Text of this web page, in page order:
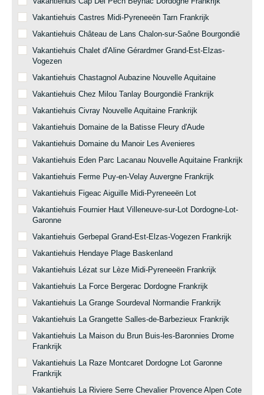
Vakantiehuis Castres Midi-Pyreneeën Tarn Frankrijk
Vakantiehuis Château de Lans Chalon-sur-Saône Bourgondië
Vakantiehuis Chalet d'Aline Gérardmer Grand-Est-Elzas-
Vogezen
Vakantiehuis Chastagnol Aubazine Nouvelle Aquitaine
Vakantiehuis Chez Milou Tanlay Bourgondië Frankrijk
Vakantiehuis Civray Nouvelle Aquitaine Frankrijk
Vakantiehuis Domaine de la Batisse Fleury d'Aude
Vakantiehuis Domaine du Manoir Les Avenieres
Vakantiehuis Eden Parc Lacanau Nouvelle Aquitaine Frankrijk
Vakantiehuis Ferme Puy-en-Velay Auvergne Frankrijk
Vakantiehuis Figeac Aiguille Midi-Pyreneeën Lot
Vakantiehuis Fournier Haut Villeneuve-sur-Lot Dordogne-Lot-
Garonne
Vakantiehuis Gerbepal Grand-Est-Elzas-Vogezen Frankrijk
Vakantiehuis Hendaye Plage Baskenland
Vakantiehuis Lézat sur Lèze Midi-Pyreneeën Frankrijk
Vakantiehuis La Force Bergerac Dordogne Frankrijk
Vakantiehuis La Grange Sourdeval Normandie Frankrijk
Vakantiehuis La Grangette Salles-de-Barbezieux Frankrijk
Vakantiehuis La Maison du Brun Buis-les-Baronnies Drome
Frankrijk
Vakantiehuis La Raze Montcaret Dordogne Lot Garonne
Frankrijk
Vakantiehuis La Riviere Serre Chevalier Provence Alpen Cote